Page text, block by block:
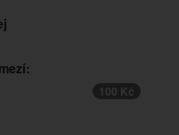
100 Kč